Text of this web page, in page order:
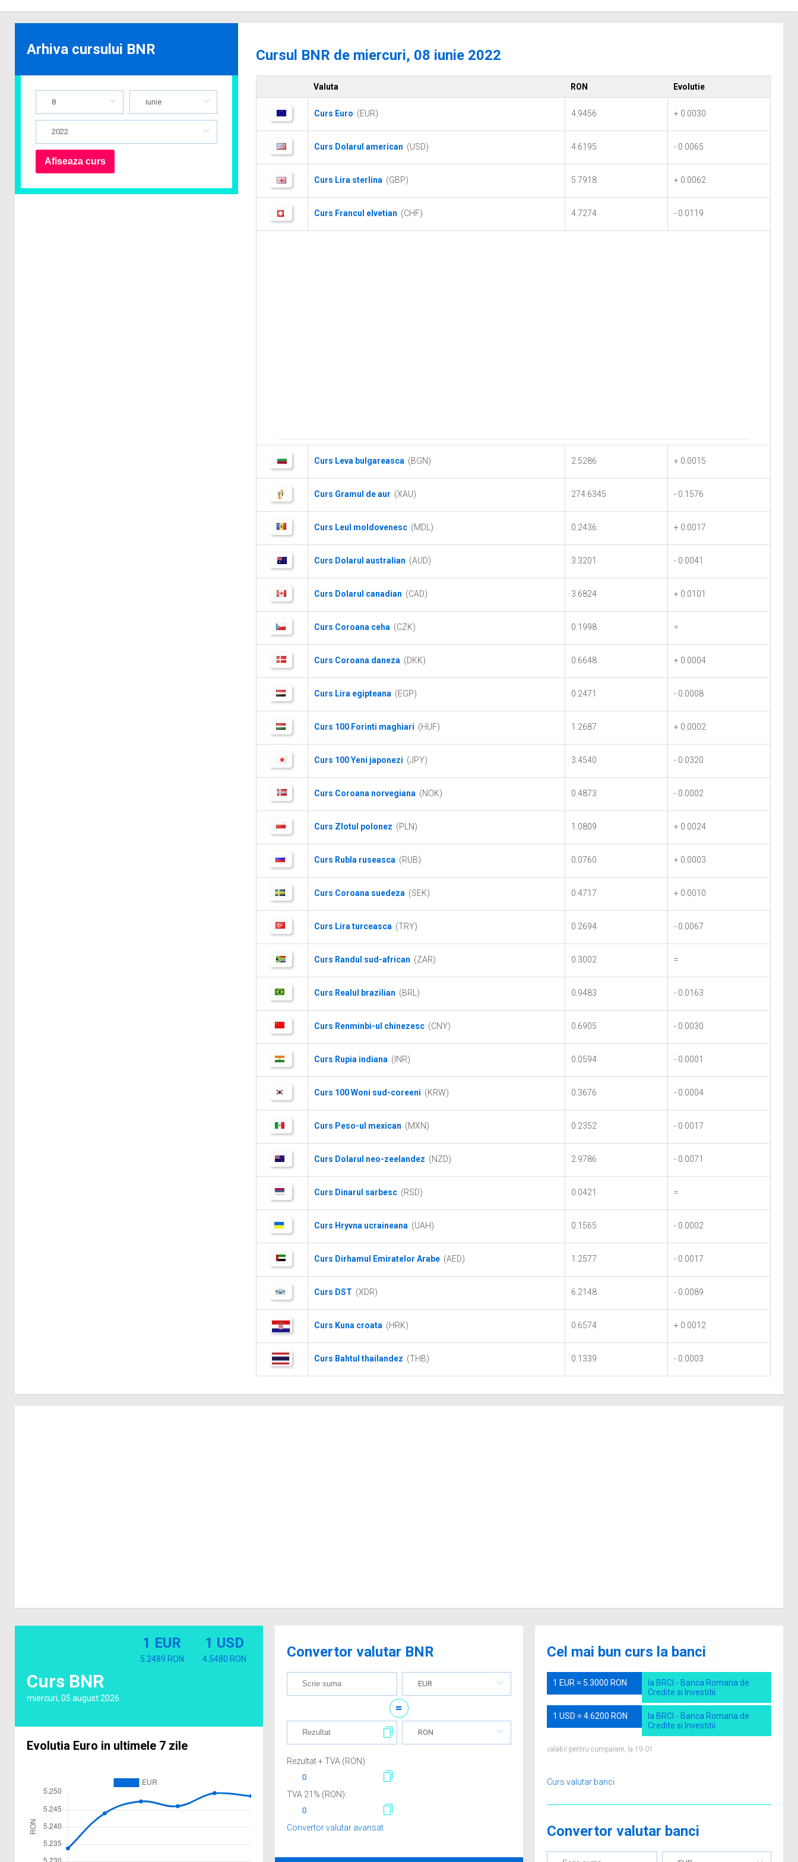
Cursul BNR de miercuri, 08 iunie 2022
Valuta RON Evolutie
Curs Euro (EUR) 4.9456 + 0.0030
Curs Dolarul american (USD) 4.6195 - 0.0065
Curs Lira sterlina (GBP) 5.7918 + 0.0062
Curs Francul elvetian (CHF) 4.7274 - 0.0119
Curs Leva bulgareasca (BGN) 2.5286 + 0.0015
Curs Gramul de aur (XAU) 274.6345 - 0.1576
Curs Leul moldovenesc (MDL) 0.2436 + 0.0017
Curs Dolarul australian (AUD) 3.3201 - 0.0041
Curs Dolarul canadian (CAD) 3.6824 + 0.0101
Curs Coroana ceha (CZK) 0.1998 =
Curs Coroana daneza (DKK) 0.6648 + 0.0004
Curs Lira egipteana (EGP) 0.2471 - 0.0008
Curs 100 Forinti maghiari (HUF) 1.2687 + 0.0002
Curs 100 Yeni japonezi (JPY) 3.4540 - 0.0320
Curs Coroana norvegiana (NOK) 0.4873 - 0.0002
Curs Zlotul polonez (PLN) 1.0809 + 0.0024
Curs Rubla ruseasca (RUB) 0.0760 + 0.0003
Curs Coroana suedeza (SEK) 0.4717 + 0.0010
Curs Lira turceasca (TRY) 0.2694 - 0.0067
Curs Randul sud-african (ZAR) 0.3002 =
Curs Realul brazilian (BRL) 0.9483 - 0.0163
Curs Renminbi-ul chinezesc (CNY) 0.6905 - 0.0030
Curs Rupia indiana (INR) 0.0594 - 0.0001
Curs 100 Woni sud-coreeni (KRW) 0.3676 - 0.0004
Curs Peso-ul mexican (MXN) 0.2352 - 0.0017
Curs Dolarul neo-zeelandez (NZD) 2.9786 - 0.0071
Curs Dinarul sarbesc (RSD) 0.0421 =
Curs Hryvna ucraineana (UAH) 0.1565 - 0.0002
Curs Dirhamul Emiratelor Arabe (AED) 1.2577 - 0.0017
Curs DST (XDR) 6.2148 - 0.0089
Curs Kuna croata (HRK) 0.6574 + 0.0012
Curs Bahtul thailandez (THB) 0.1339 - 0.0003
Arhiva cursului BNR
8 iunie
2022
Curs BNR
miercuri, 05 august 2026
1 EUR
5.2489 RON
1 USD
4.5480 RON
Evolutia Euro in ultimele 7 zile
Convertor valutar BNR
EUR
=
RON
Rezultat + TVA (RON):
TVA 21 % (RON):
Convertor valutar avansat
Cel mai bun curs la banci
1 EUR = 5.3000 RON
la BRCI - Banca Romana de
Credite si Investitii
1 USD = 4.6200 RON
la BRCI - Banca Romana de
Credite si Investitii
valabil pentru cumparare, la 19.01
Curs valutar banci
Convertor valutar banci